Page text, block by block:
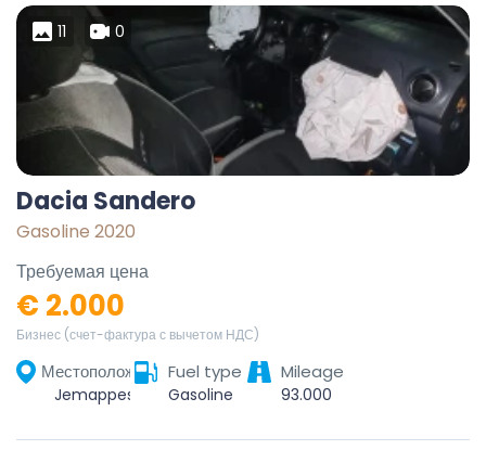
11 0
Dacia Sandero
Gasoline 2020
Требуемая цена
€ 2.000
Бизнес (счет-фактура с вычетом НДС)
МестоположениеFuel type
Gasoline
Mileage
93.000